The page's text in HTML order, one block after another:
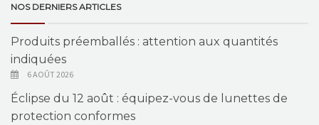
NOS DERNIERS ARTICLES
Produits préemballés : attention aux quantités
indiquées
6 AOÛT 2026
Éclipse du 12 août : équipez-vous de lunettes de
protection conformes